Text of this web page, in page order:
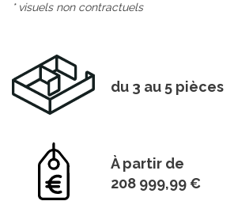
* visuels non contractuels
du 3 au 5 pièces
À partir de
208 999,99 €